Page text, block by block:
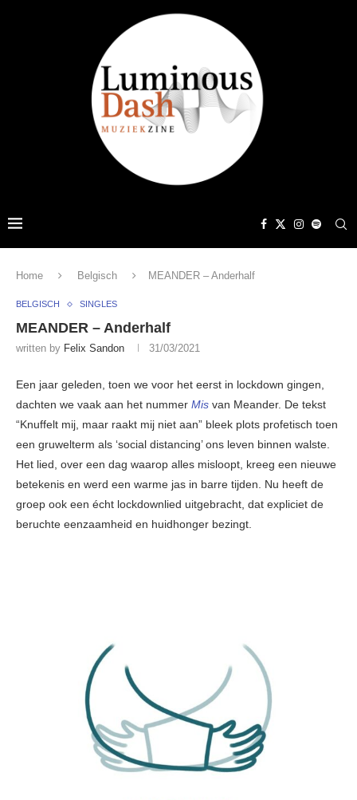
Home Belgisch MEANDER – Anderhalf
BELGISCH SINGLES
MEANDER – Anderhalf
written by Felix Sandon 31/03/2021
Een jaar geleden, toen we voor het eerst in lockdown gingen,
dachten we vaak aan het nummer Mis van Meander. De tekst
“Knuffelt mij, maar raakt mij niet aan” bleek plots profetisch toen
een gruwelterm als ‘social distancing’ ons leven binnen walste.
Het lied, over een dag waarop alles misloopt, kreeg een nieuwe
betekenis en werd een warme jas in barre tijden. Nu heeft de
groep ook een écht lockdownlied uitgebracht, dat expliciet de
beruchte eenzaamheid en huidhonger bezingt.